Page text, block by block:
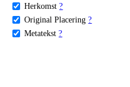
Herkomst ?
Original Placering ?
Metatekst ?